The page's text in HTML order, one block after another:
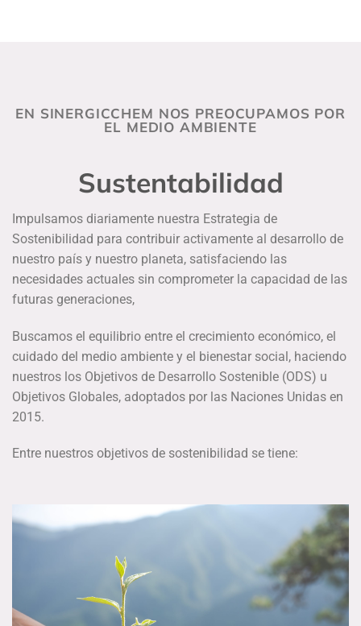
EN SINERGICCHEM NOS PREOCUPAMOS POR
EL MEDIO AMBIENTE
Sustentabilidad
Impulsamos diariamente nuestra Estrategia de
Sostenibilidad para contribuir activamente al desarrollo de
nuestro país y nuestro planeta, satisfaciendo las
necesidades actuales sin comprometer la capacidad de las
futuras generaciones,
Buscamos el equilibrio entre el crecimiento económico, el
cuidado del medio ambiente y el bienestar social, haciendo
nuestros los Objetivos de Desarrollo Sostenible (ODS) u
Objetivos Globales, adoptados por las Naciones Unidas en
2015.
Entre nuestros objetivos de sostenibilidad se tiene: